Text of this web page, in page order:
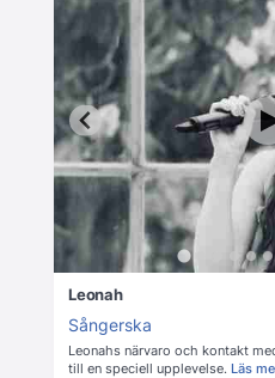
Leonah
Sångerska
Leonahs närvaro och kontakt
till en speciell upplevelse. Läs